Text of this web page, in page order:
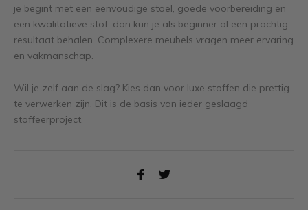
je begint met een eenvoudige stoel, goede voorbereiding en
een kwalitatieve stof, dan kun je als beginner al een prachtig
resultaat behalen. Complexere meubels vragen meer ervaring
en vakmanschap.
Wil je zelf aan de slag? Kies dan voor luxe stoffen die prettig
te verwerken zijn. Dit is de basis van ieder geslaagd
stoffeerproject.